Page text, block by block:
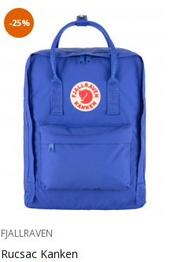
-25%
FJALLRAVEN
Rucsac Kanken